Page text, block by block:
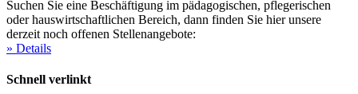
Suchen Sie eine Beschäftigung im pädagogischen, pflegerischen
oder hauswirtschaftlichen Bereich, dann finden Sie hier unsere
derzeit noch offenen Stellenangebote:
» Details
Schnell verlinkt